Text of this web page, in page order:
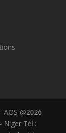
AOS @2026
Niger Tél :